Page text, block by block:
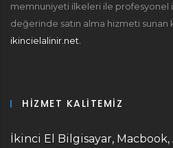
memnuniyeti ilkeleri ile profesyonel
değerinde satın alma hizmeti sunan
ikincielalinir.net.
HIZMET KALITEMIZ
İkinci El Bilgisayar, Macbook,